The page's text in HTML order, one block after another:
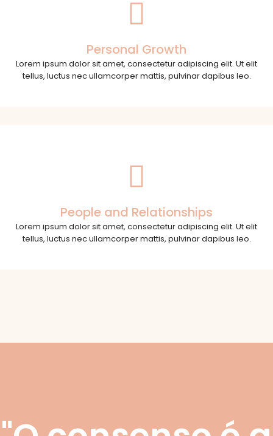
Personal Growth
Lorem ipsum dolor sit amet, consectetur adipiscing elit. Ut elit
tellus, luctus nec ullamcorper mattis, pulvinar dapibus leo.
People and Relationships
Lorem ipsum dolor sit amet, consectetur adipiscing elit. Ut elit
tellus, luctus nec ullamcorper mattis, pulvinar dapibus leo.